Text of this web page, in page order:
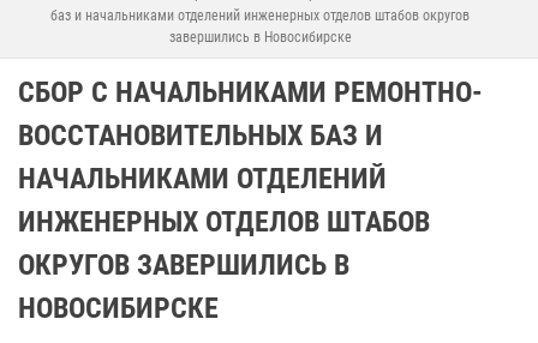
баз и начальниками отделений инженерных отделов штабов округов
завершились в Новосибирске
СБОР С НАЧАЛЬНИКАМИ РЕМОНТНО-
ВОССТАНОВИТЕЛЬНЫХ БАЗ И
НАЧАЛЬНИКАМИ ОТДЕЛЕНИЙ
ИНЖЕНЕРНЫХ ОТДЕЛОВ ШТАБОВ
ОКРУГОВ ЗАВЕРШИЛИСЬ В
НОВОСИБИРСКЕ